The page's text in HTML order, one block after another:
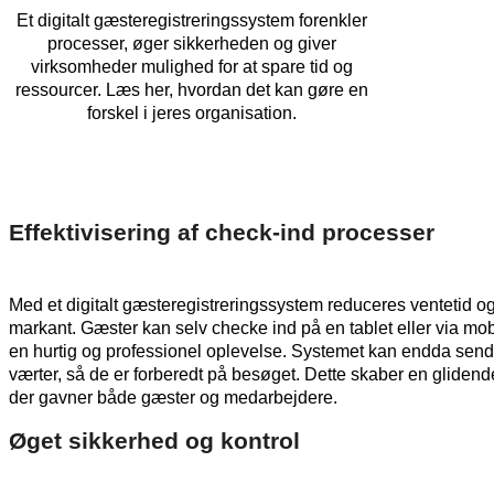
Et digitalt gæsteregistreringssystem forenkler
processer, øger sikkerheden og giver
virksomheder mulighed for at spare tid og
ressourcer. Læs her, hvordan det kan gøre en
forskel i jeres organisation.
Effektivisering af check-ind processer
Med et digitalt gæsteregistreringssystem reduceres ventetid
markant. Gæster kan selv checke ind på en tablet eller via
en hurtig og professionel oplevelse. Systemet kan endda
værter, så de er forberedt på besøget. Dette skaber en
der gavner både gæster og medarbejdere.
Øget sikkerhed og kontrol